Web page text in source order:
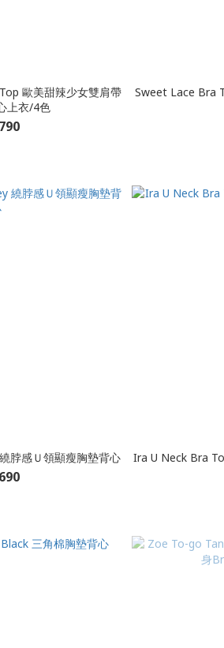
歐美甜辣少女雙肩帶
上衣/4色
Sweet Lace Bra
脖感Ｕ領顯瘦胸墊背心 Ira U Neck Bra